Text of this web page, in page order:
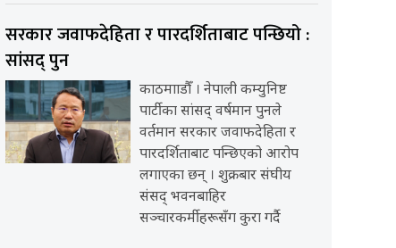
सरकार जवाफदेहिता र पारदर्शिताबाट पन्छियो :
सांसद् पुन
काठमााडौँ । नेपाली कम्युनिष्ट
पार्टीका सांसद् वर्षमान पुनले
वर्तमान सरकार जवाफदेहिता र
पारदर्शिताबाट पन्छिएको आरोप
लगाएका छन् । शुक्रबार संघीय
संसद् भवनबाहिर
सञ्चारकर्मीहरूसँग कुरा गर्दै